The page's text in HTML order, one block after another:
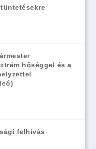
hőséggel és a
felhívás